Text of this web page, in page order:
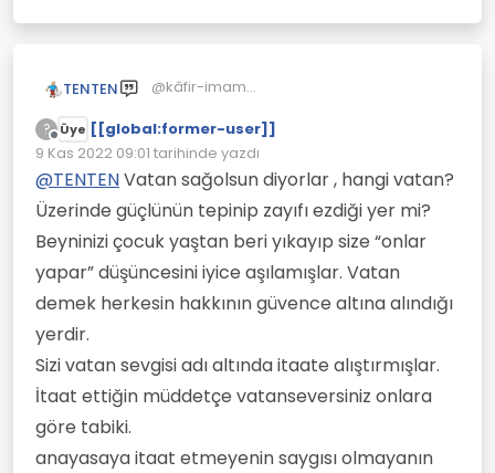
TENTEN
@kâfir-imam
Ortak çıkara bakıyor herşey.
Zaten millet isimleri ırka göre değil
konuşulan dile göre veriliyor.
Faşizm zaten ırkçılık değil.
Hitlerin uygulamasında ırkçılık yapıldığı
için ırkçılık adıyla eşleştirildi.
Faşizm yerli üretim araçların sahip
sermaye sahiplerinin yabancı
sermayeye karşı birleşmesi demek.
?
Çevrimdışı
Üye [[global:former-user]]
9 Kas 2022 09:01 tarihinde yazdı
Son düzenleyen:
@TENTENVatan sağolsun diyorlar , hangi vatan?
Üzerinde güçlünün tepinip zayıfı ezdiği yer mi?
Beyninizi çocuk yaştan beri yıkayıp size “onlar
yapar” düşüncesini iyice aşılamışlar. Vatan
demek herkesin hakkının güvence altına alındığı
yerdir.
Sizi vatan sevgisi adı altında itaate alıştırmışlar.
İtaat ettiğin müddetçe vatanseversiniz onlara
göre tabiki.
anayasaya itaat etmeyenin saygısı olmayanın